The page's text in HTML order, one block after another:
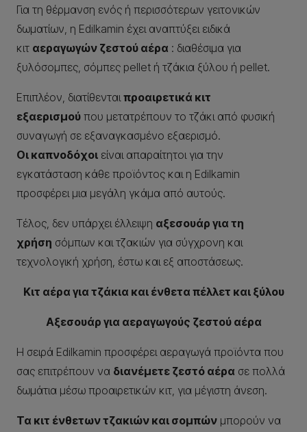
Για τη θέρμανση ενός ή περισσότερων γειτονικών
δωματίων, η Edilkamin έχει αναπτύξει ειδικά
κιτ αεραγωγών ζεστού αέρα : διαθέσιμα για
ξυλόσομπες, σόμπες pellet ή τζάκια ξύλου ή pellet.
Επιπλέον, διατίθενταιπροαιρετικά κιτ
εξαερισμού που μετατρέπουν το τζάκι από φυσική
συναγωγή σε εξαναγκασμένο εξαερισμό.
Οι καπνοδόχοι είναι απαραίτητοι για την
εγκατάσταση κάθε προϊόντος και η Edilkamin
προσφέρει μια μεγάλη γκάμα από αυτούς.
Τέλος, δεν υπάρχει έλλειψη αξεσουάρ για τη
χρήση σόμπων και τζακιών για σύγχρονη και
τεχνολογική χρήση, έστω και εξ αποστάσεως.
Κιτ αέρα για τζάκια και ένθετα πέλλετ και ξύλου
Αξεσουάρ για αεραγωγούς ζεστού αέρα
Η σειρά Edilkamin προσφέρει αεραγωγά προϊόντα που
σας επιτρέπουν να διανέμετε ζεστό αέρα σε πολλά
δωμάτια μέσω προαιρετικών κιτ, για μέγιστη άνεση.
Τα κιτ ένθετων τζακιών και σομπών μπορούν να